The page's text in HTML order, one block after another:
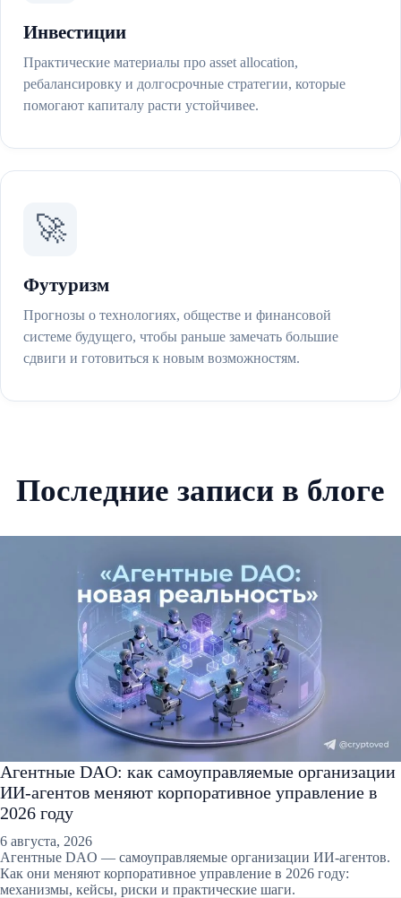
Инвестиции
Практические материалы про asset allocation,
ребалансировку и долгосрочные стратегии, которые
помогают капиталу расти устойчивее.
🚀
Футуризм
Прогнозы о технологиях, обществе и финансовой
системе будущего, чтобы раньше замечать большие
сдвиги и готовиться к новым возможностям.
Последние записи в блоге
Агентные DAO: как самоуправляемые организации
ИИ-агентов меняют корпоративное управление в
2026 году
6 августа, 2026
Агентные DAO — самоуправляемые организации ИИ-агентов.
Как они меняют корпоративное управление в 2026 году:
механизмы, кейсы, риски и практические шаги.